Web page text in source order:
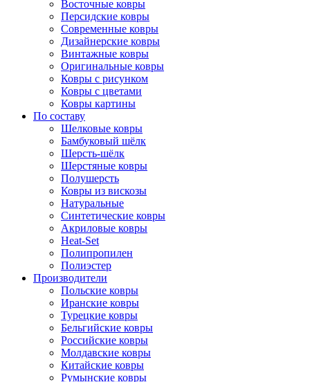
Восточные ковры
Персидские ковры
Современные ковры
Дизайнерские ковры
Винтажные ковры
Оригинальные ковры
Ковры с рисунком
Ковры с цветами
Ковры картины
По составу
Шелковые ковры
Бамбуковый шёлк
Шерсть-шёлк
Шерстяные ковры
Полушерсть
Ковры из вискозы
Натуральные
Синтетические ковры
Акриловые ковры
Heat-Set
Полипропилен
Полиэстер
Производители
Польские ковры
Иранские ковры
Турецкие ковры
Бельгийские ковры
Российские ковры
Молдавские ковры
Китайские ковры
Румынские ковры